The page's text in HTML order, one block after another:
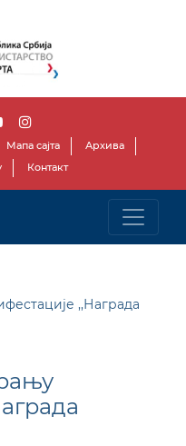
Мапа сајта
Архива
Контакт
,,Награда